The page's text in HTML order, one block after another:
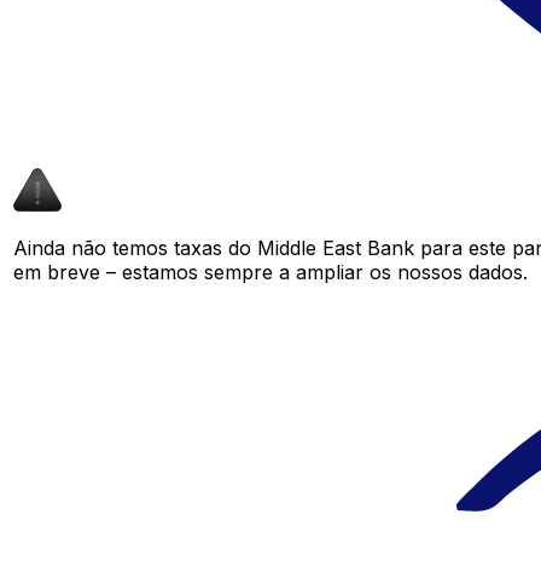
Ainda não temos taxas do Middle East Bank para este
em breve – estamos sempre a ampliar os nossos dados.